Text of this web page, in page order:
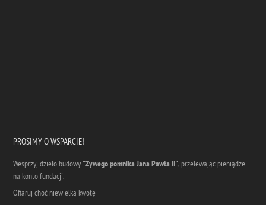
PROSIMY O WSPARCIE!
Wesprzyj dzieło budowy "Zywego pomnika Jana Pawła II", przelewając pieniądze
na konto fundacji.
Ofiaruj choć niewielką kwotę